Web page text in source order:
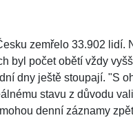
zemřelo 33.902
byl počet obětí vždy
dny ještě stoupají. "S
stavu z důvodu
denní záznamy